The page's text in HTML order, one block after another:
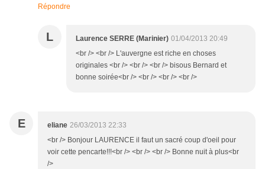
Répondre
L Laurence SERRE (Marinier) 01/04/2013 20:49
<br /> <br /> L'auvergne est riche en choses
originales <br /> <br /> <br /> bisous Bernard et
bonne soirée<br /> <br /> <br /> <br />
E eliane 26/03/2013 22:33
<br /> Bonjour LAURENCE il faut un sacré coup d'oeil pour
voir cette pencarte!!!<br /> <br /> <br /> Bonne nuit à plus<br
/>